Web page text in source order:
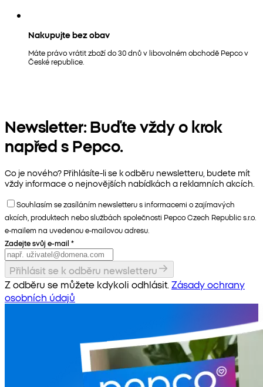
Nakupujte bez obav
Máte právo vrátit zboží do 30 dnů v libovolném obchodě Pepco v
České republice.
Newsletter: Buďte vždy o krok
napřed s Pepco.
Co je nového? Přihlásíte-li se k odběru newsletteru, budete mít
vždy informace o nejnovějších nabídkách a reklamních akcích.
Souhlasím se zasíláním newsletteru s informacemi o zajímavých
akcích, produktech nebo službách společnosti Pepco Czech Republic s.r.o.
e-mailem na uvedenou e-mailovou adresu.
Zadejte svůj e-mail *
Přihlásit se k odběru newsletteru
Z odběru se můžete kdykoli odhlásit.Zásady ochrany
osobních údajů